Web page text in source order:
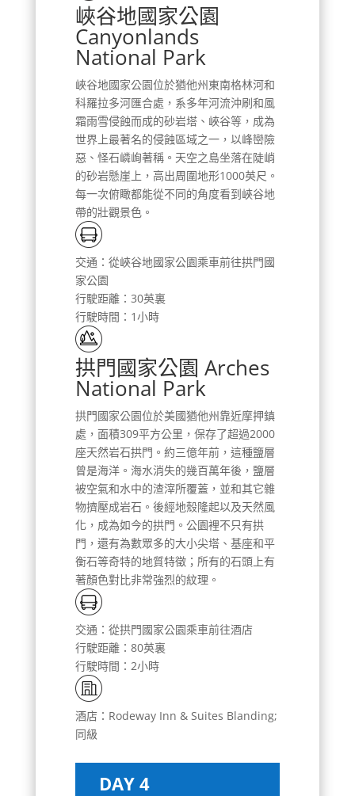
峽谷地國家公園
Canyonlands
National Park
峽谷地國家公園位於猶他州東南格林河和
科羅拉多河匯合處，系多年河流沖刷和風
霜雨雪侵蝕而成的砂岩塔、峽谷等，成為
世界上最著名的侵蝕區域之一，以峰巒險
惡、怪石嶙峋著稱。天空之島坐落在陡峭
的砂岩懸崖上，高出周圍地形1000英尺。
每一次俯瞰都能從不同的角度看到峽谷地
帶的壯觀景色。
交通：從峽谷地國家公園乘車前往拱門國
家公園
行駛距離：30英裏
行駛時間：1小時
拱門國家公園 Arches
National Park
拱門國家公園位於美國猶他州靠近摩押鎮
處，面積309平方公里，保存了超過2000
座天然岩石拱門。約三億年前，這種鹽層
曾是海洋。海水消失的幾百萬年後，鹽層
被空氣和水中的渣滓所覆蓋，並和其它雜
物擠壓成岩石。後經地殼隆起以及天然風
化，成為如今的拱門。公園裡不只有拱
門，還有為數眾多的大小尖塔、基座和平
衡石等奇特的地質特徵；所有的石頭上有
著顏色對比非常強烈的紋理。
交通：從拱門國家公園乘車前往酒店
行駛距離：80英裏
行駛時間：2小時
酒店：Rodeway Inn & Suites Blanding;
同級
DAY 4